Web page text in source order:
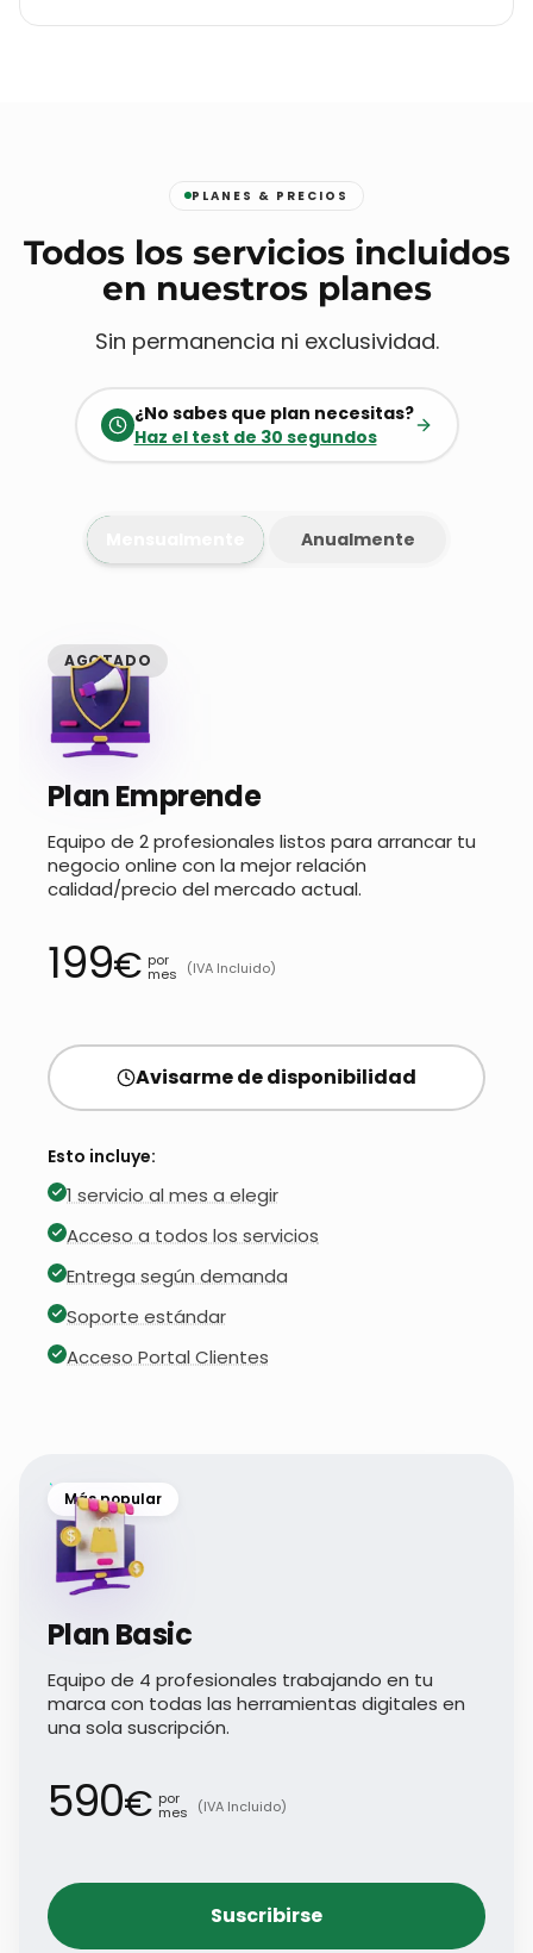
PLANES & PRECIOS
Todos los servicios incluidos
en nuestros planes
Sin permanencia ni exclusividad.
¿No sabes que plan necesitas?
Haz el test de 30 segundos
Anualmente
AGOTADO
Plan Emprende
Equipo de 2 profesionales listos para arrancar tu
negocio online con la mejor relación
calidad/precio del mercado actual.
199€ por
mes (IVA Incluido)
Avisarme de disponibilidad
Esto incluye:
1 servicio al mes a elegir
Acceso a todos los servicios
Entrega según demanda
Soporte estándar
Acceso Portal Clientes
Más popular
Plan Basic
Equipo de 4 profesionales trabajando en tu
marca con todas las herramientas digitales en
una sola suscripción.
590€ por
mes (IVA Incluido)
Suscribirse